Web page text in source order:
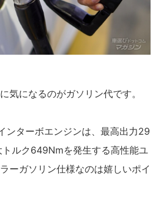
気になるのがガソリン代です。
ンターボエンジンは、最高出力29
ルク649Nmを発生する高性能ユ
ーガソリン仕様なのは嬉しいポイ